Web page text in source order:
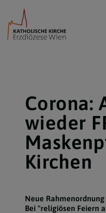
Corona:
wieder
Kirchen
Neue
Bei "religiösen Feiern